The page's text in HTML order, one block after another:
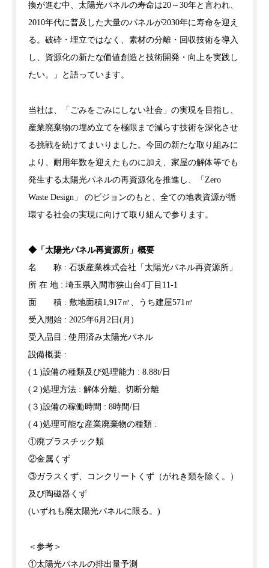
換が進む中、太陽光パネルの寿命は20～30年と言われ、
2010年代に普及した大量のパネルが2030年に寿命を迎え
る。破砕・埋立ではなく、素材の分離・回収技術を導入
し、資源化の新たな価値創造と技術開発・向上を実践し
たい。」と語っています。
当社は、「ごみをごみにしない社会」の実現を目指し、
産業廃棄物の埋め立てを極限まで減らす技術を深化させ
る挑戦を続けてまいりました。今回の新たな取り組みに
より、耐用年数を迎えたものに加え、家屋の解体等でも
発生する太陽光パネルの再資源化を推進し、「Zero
Waste Design」 のビジョンのもと、全ての地表資源が循
環する社会の実現に向けて取り組んで参ります。
◆「太陽光パネル再資源所」概要
名 称 : 石坂産業株式会社「太陽光パネル再資源所」
所 在 地 : 埼玉県入間市狭山台4丁目11-1
面 積 : 敷地面積1,917㎡、うち建屋571㎡
受入開始 : 2025年6月2日(月)
受入品目 : 使用済み太陽光パネル
設備概要 :
(１)設備の種類及び処理能力 : 8.88t/日
(２)処理方法 : 解体分離、切断分離
(３)設備の稼働時間 : 8時間/日
(４)処理可能な産業廃棄物の種類 :
①廃プラスチック類
②金属くず
③ガラスくず、コンクリートくず（がれき類を除く。）
及び陶磁器くず
(いずれも廃太陽光パネルに限る。)
＜参考＞
①太陽光パネルの排出量予測